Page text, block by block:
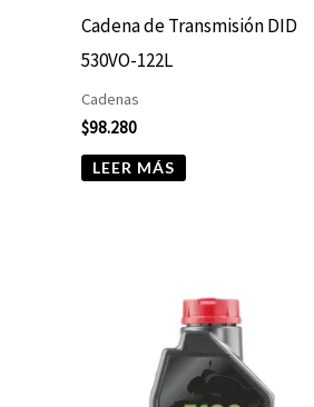
Cadena de Transmisión DID
530VO-122L
Cadenas
$98.280
LEER MÁS
precios:
desde
$10.680
hasta
$13.900